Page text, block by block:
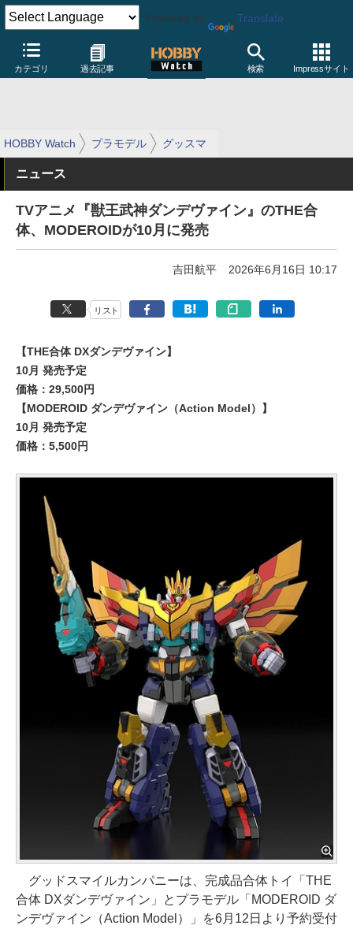
Powered by Translate
カテゴリ 過去記事 検索 Impressサイト
HOBBY Watch プラモデル グッスマ
ニュース
TVアニメ『獣王武神ダンデヴァイン』のTHE合
体、MODEROIDが10月に発売
吉田航平 2026年6月16日 10:17
リスト
【THE合体 DXダンデヴァイン】
10月 発売予定
価格：29,500円
【MODEROID ダンデヴァイン（Action Model）】
10月 発売予定
価格：5,500円
グッドスマイルカンパニーは、完成品合体トイ「THE
合体 DXダンデヴァイン」とプラモデル「MODEROID ダ
ンデヴァイン（Action Model）」を6月12日より予約受付